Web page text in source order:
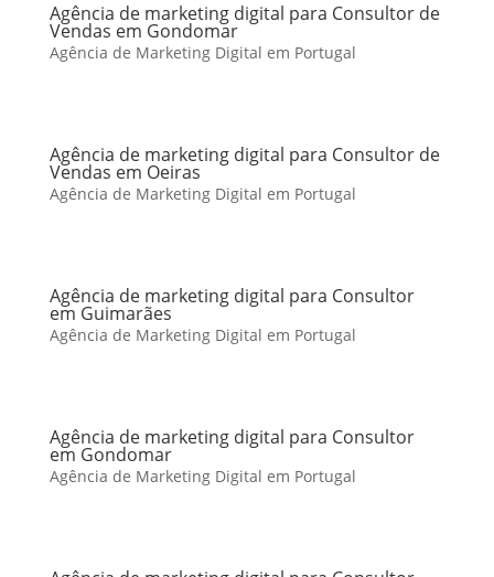
Agência de marketing digital para Consultor de
Vendas em Gondomar
Agência de Marketing Digital em Portugal
Agência de marketing digital para Consultor de
Vendas em Oeiras
Agência de Marketing Digital em Portugal
Agência de marketing digital para Consultor
em Guimarães
Agência de Marketing Digital em Portugal
Agência de marketing digital para Consultor
em Gondomar
Agência de Marketing Digital em Portugal